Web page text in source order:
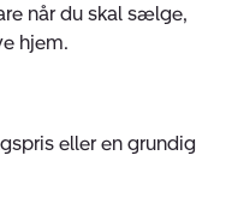
når du skal sælge,
hjem.
eller en grundig